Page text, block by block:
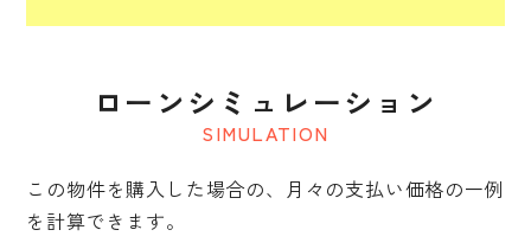
SIMULATION
ローンシミュレーション
この物件を購入した場合の、月々の支払い価格の一例
を計算できます。